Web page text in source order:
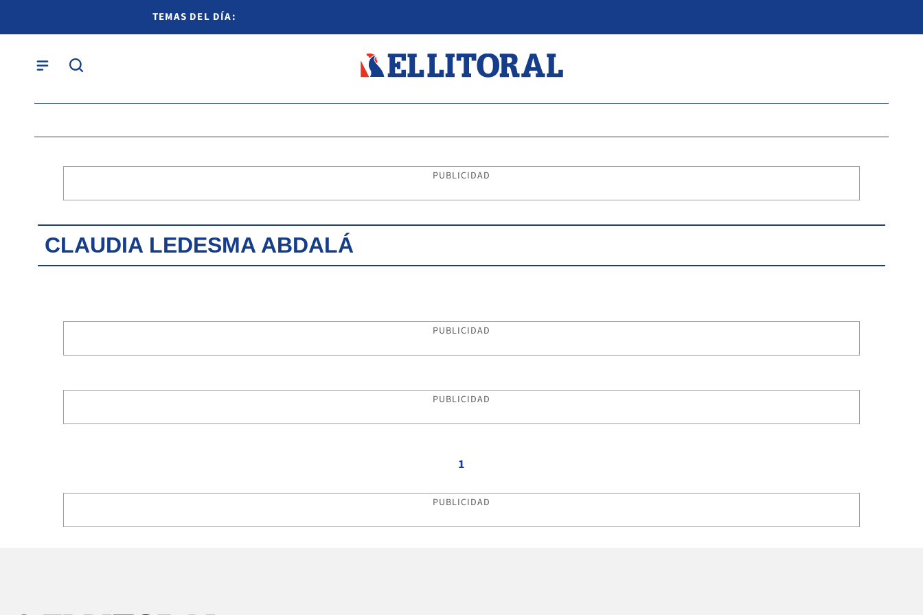
TEMAS DEL DÍA:
PUBLICIDAD
CLAUDIA LEDESMA ABDALÁ
PUBLICIDAD
PUBLICIDAD
1
PUBLICIDAD